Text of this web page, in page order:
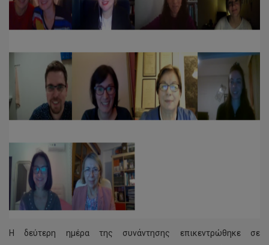
Η δεύτερη ημέρα της συνάντησης επικεντρώθηκε σε